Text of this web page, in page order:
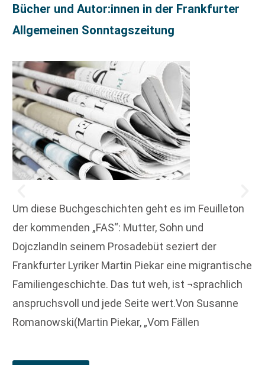
Bücher und Autor:innen in der Frankfurter
Allgemeinen Sonntagszeitung
Um diese Buchgeschichten geht es im Feuilleton
der kommenden „FAS“: Mutter, Sohn und
DojczlandIn seinem Prosadebüt seziert der
Frankfurter Lyriker Martin Piekar eine migrantische
Familiengeschichte. Das tut weh, ist ¬sprachlich
anspruchsvoll und jede Seite wert.Von Susanne
Romanowski(Martin Piekar, „Vom Fällen